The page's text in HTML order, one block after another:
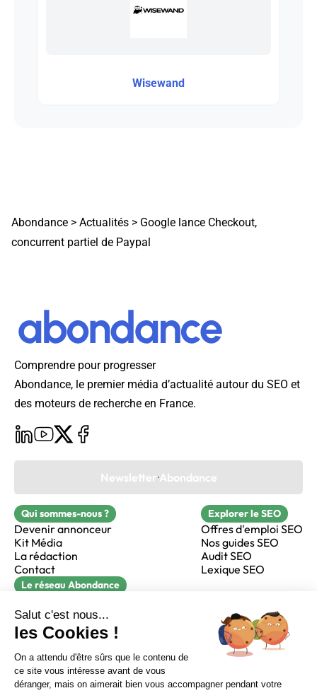
Sur LinkedIn Sur Youtube
Wisewand
Abondance > Actualités > Google lance Checkout,
concurrent partiel de Paypal
Comprendre pour progresser
Abondance, le premier média d’actualité autour du SEO et
des moteurs de recherche en France.
Newsletter Abondance
Qui sommes-nous ?
Devenir annonceur
Kit Média
La rédaction
Contact
Explorer le SEO
Offres d'emploi SEO
Nos guides SEO
Audit SEO
Lexique SEO
Le réseau Abondance
Réacteur
alfie formation